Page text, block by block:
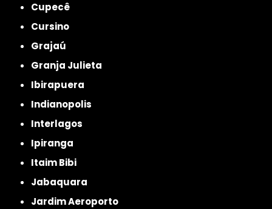
Cupecê
Cursino
Grajaú
Granja Julieta
Ibirapuera
Indianopolis
Interlagos
Ipiranga
Itaim Bibi
Jabaquara
Jardim Aeroporto